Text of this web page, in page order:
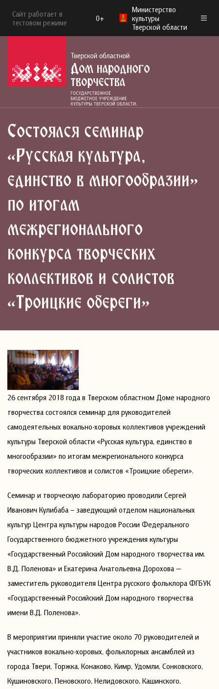
Сайт работает в
тестовом режиме
0+
Министерство
культуры
Тверской области
Состоялся семинар
«Русская культура,
единство в многообразии»
по итогам
межрегионального
конкурса творческих
коллективов и солистов
«Троицкие обереги»
26 сентября 2018 года в Тверском областном Доме народного
творчества состоялся семинар для руководителей
самодеятельных вокально-хоровых коллективов учреждений
культуры Тверской области «Русская культура, единство в
многообразии» по итогам межрегионального конкурса
творческих коллективов и солистов «Троицкие обереги».
Семинар и творческую лабораторию проводили Сергей
Иванович Кулибаба – заведующий отделом национальных
культур Центра культуры народов России Федерального
Государственного бюджетного учреждения культуры
«Государственный Российский Дом народного творчества им.
В.Д. Поленова» и Екатерина Анатольевна Дорохова —
заместитель руководителя Центра русского фольклора ФГБУК
«Государственный Российский Дом народного творчества
имени В.Д. Поленова».
В мероприятии приняли участие около 70 руководителей и
участников вокально-хоровых, фольклорных ансамблей из
города Твери, Торжка, Конаково, Кимр, Удомли, Сонковского,
Кушиновского, Пеновского, Нелидовского, Кашинского,